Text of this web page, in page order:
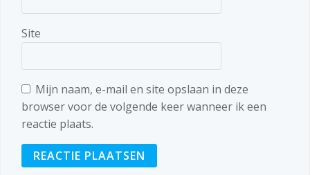
Site
Mijn naam, e-mail en site opslaan in deze
browser voor de volgende keer wanneer ik een
reactie plaats.